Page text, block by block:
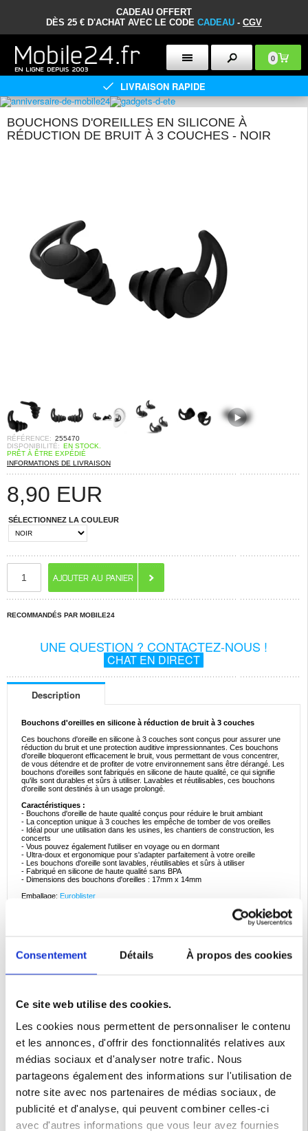
Consentement Détails À propos des cookies
Ce site web utilise des cookies.
Les cookies nous permettent de personnaliser le contenu
et les annonces, d'offrir des fonctionnalités relatives aux
médias sociaux et d'analyser notre trafic. Nous
partageons également des informations sur l'utilisation de
notre site avec nos partenaires de médias sociaux, de
publicité et d'analyse, qui peuvent combiner celles-ci
avec d'autres informations que vous leur avez fournies
CADEAU OFFERT
DÈS 25 € D'ACHAT AVEC LE CODE CADEAU - CGV
0
LIVRAISON RAPIDE
BOUCHONS D'OREILLES EN SILICONE À
RÉDUCTION DE BRUIT À 3 COUCHES - NOIR
RÉFÉRENCE: 255470
DISPONIBILITÉ: EN STOCK.
PRÊT À ÊTRE EXPÉDIÉ
INFORMATIONS DE LIVRAISON
8,90 EUR
SÉLECTIONNEZ LA COULEUR
RECOMMANDÉS PAR MOBILE24
UNE QUESTION ? CONTACTEZ-NOUS !
CHAT EN DIRECT
Description
Bouchons d'oreilles en silicone à réduction de bruit à 3 couches
Ces bouchons d'oreille en silicone à 3 couches sont conçus pour assurer une
réduction du bruit et une protection auditive impressionnantes. Ces bouchons
d'oreille bloqueront efficacement le bruit, vous permettant de vous concentrer,
de vous détendre et de profiter de votre environnement sans être dérangé. Les
bouchons d'oreilles sont fabriqués en silicone de haute qualité, ce qui signifie
qu'ils sont durables et sûrs à utiliser. Lavables et réutilisables, ces bouchons
d'oreille sont destinés à un usage prolongé.
Caractéristiques :
- Bouchons d'oreille de haute qualité conçus pour réduire le bruit ambiant
- La conception unique à 3 couches les empêche de tomber de vos oreilles
- Idéal pour une utilisation dans les usines, les chantiers de construction, les
concerts
- Vous pouvez également l'utiliser en voyage ou en dormant
- Ultra-doux et ergonomique pour s'adapter parfaitement à votre oreille
- Les bouchons d'oreille sont lavables, réutilisables et sûrs à utiliser
- Fabriqué en silicone de haute qualité sans BPA
- Dimensions des bouchons d'oreilles : 17mm x 14mm
Emballage: Euroblister